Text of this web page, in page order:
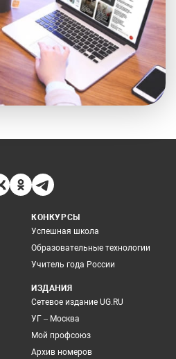
КОНКУРСЫ
Успешная школа
Образовательные технологии
Учитель года России
ИЗДАНИЯ
Сетевое издание UG.RU
УГ – Москва
Мой профсоюз
Архив номеров